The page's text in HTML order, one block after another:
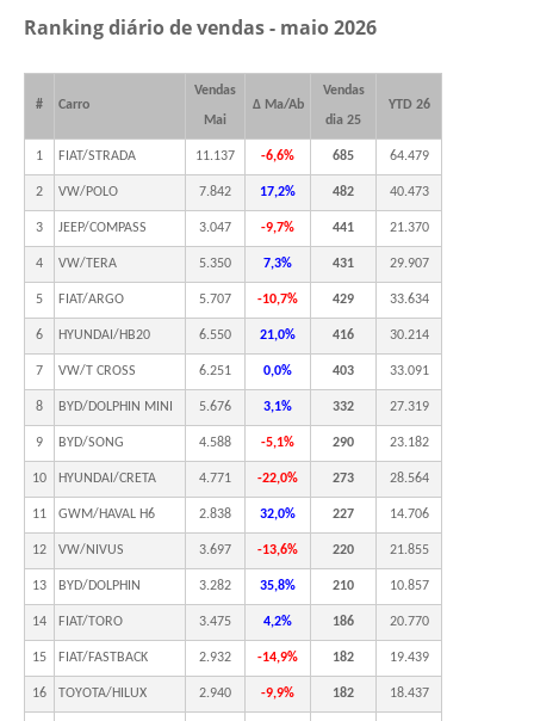
Ranking diário de vendas - maio 2026
# Carro
Vendas
Mai
Δ Ma/Ab
Vendas
dia 25
YTD 26
1 FIAT/STRADA 11.137 -6,6% 685 64.479
2 VW/POLO 7.842 17,2% 482 40.473
3 JEEP/COMPASS 3.047 -9,7% 441 21.370
4 VW/TERA 5.350 7,3% 431 29.907
5 FIAT/ARGO 5.707 -10,7% 429 33.634
6 HYUNDAI/HB20 6.550 21,0% 416 30.214
7 VW/T CROSS 6.251 0,0% 403 33.091
8 BYD/DOLPHIN MINI 5.676 3,1% 332 27.319
9 BYD/SONG 4.588 -5,1% 290 23.182
10 HYUNDAI/CRETA 4.771 -22,0% 273 28.564
11 GWM/HAVAL H6 2.838 32,0% 227 14.706
12 VW/NIVUS 3.697 -13,6% 220 21.855
13 BYD/DOLPHIN 3.282 35,8% 210 10.857
14 FIAT/TORO 3.475 4,2% 186 20.770
15 FIAT/FASTBACK 2.932 -14,9% 182 19.439
16 TOYOTA/HILUX 2.940 -9,9% 182 18.437